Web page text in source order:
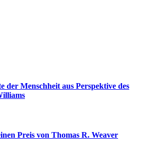
der Menschheit aus Perspektive des
Preis von Thomas R. Weaver